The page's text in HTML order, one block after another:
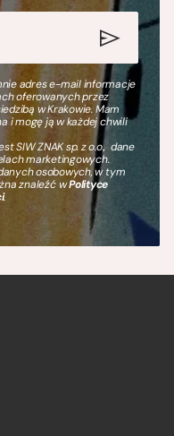
adres e-mail informacje
oferowanych przez
w Krakowie. Mam
i mogę ją w każdej chwili
SIW ZNAK sp. z o.o., dane
marketingowych.
osobowych, w tym
znaleźć wPolityce
.